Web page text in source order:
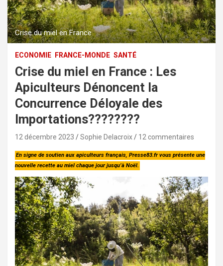
Crise du miel en France
ECONOMIE FRANCE-MONDE SANTÉ
Crise du miel en France : Les
Apiculteurs Dénoncent la
Concurrence Déloyale des
Importations????????
12 décembre 2023 Sophie Delacroix 12 commentaires
En signe de soutien aux apiculteurs français, Presse83.fr vous présente une
nouvelle recette au miel chaque jour jusqu’à Noël.